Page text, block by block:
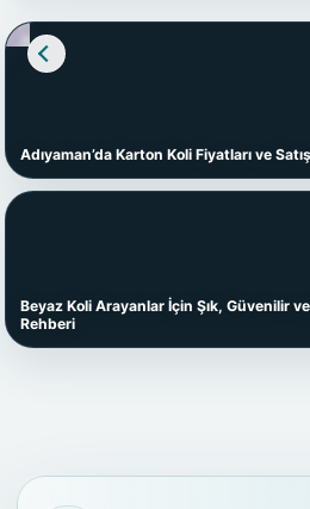
Adıyaman’da Karton Koli Fiyatları ve
Beyaz Koli Arayanlar İçin Şık, Güvenilir
Rehberi